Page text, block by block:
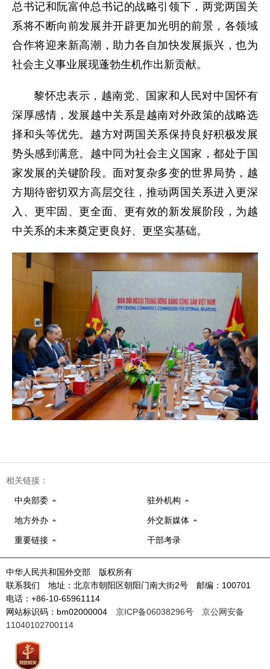
总书记和阮富仲总书记的战略引领下，两党两国关
系将不断向前发展并开辟更加光明的前景，各领域
合作将迎来新高潮，助力各自加快发展振兴，也为
社会主义事业展现蓬勃生机作出新贡献。
黎怀忠表示，越南党、国家和人民对中国怀有
深厚感情，发展越中关系是越南对外政策的战略选
择和头等优先。越方对两国关系保持良好积极发展
势头感到满意。越中同为社会主义国家，都处于国
家发展的关键阶段。面对复杂多变的世界局势，越
方期待密切双方高层交往，推动两国关系进入更深
入、更牢固、更全面、更有效的新发展阶段，为越
中关系的未来奠定更良好、更坚实基础。
相关链接：
中央部委 驻外机构
地方外办 外交新媒体
重要链接 干部考录
中华人民共和国外交部 版权所有
联系我们 地址：北京市朝阳区朝阳门南大街2号 邮编：100701
电话：+86-10-65961114
网站标识码：bm02000004 京ICP备06038296号
京公网安备
11040102700114